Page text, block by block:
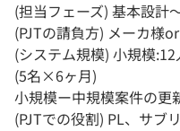
(担当フェーズ) 基本設計
(PJTの請負方) メーカ様
(システム規模) 小規模
(5名×6ヶ月)
小規模ー中規模案件の更
(PJTでの役割) PL、サブ